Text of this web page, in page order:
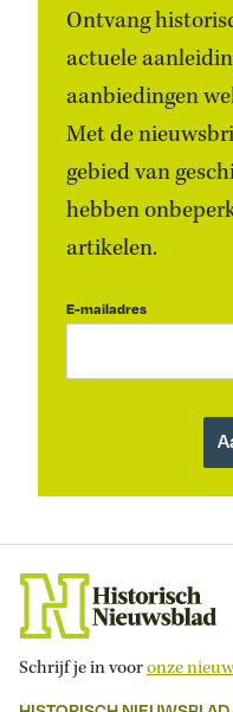
Ontvang
actuele
aanbiedingen
Met de
gebied van
hebben
artikelen.
E-mailadres
Schrijf je in vooronze